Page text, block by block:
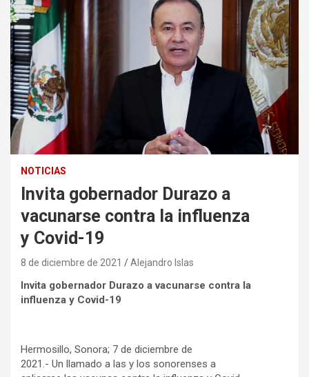
NOTICIAS
Invita gobernador Durazo a
vacunarse contra la influenza
y Covid-19
8 de diciembre de 2021 Alejandro Islas
Invita gobernador Durazo a vacunarse contra la
influenza y Covid-19
Hermosillo, Sonora; 7 de diciembre de
2021.- Un llamado a las y los sonorenses a